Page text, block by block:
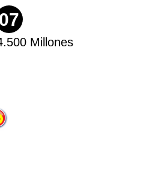
07
Millones